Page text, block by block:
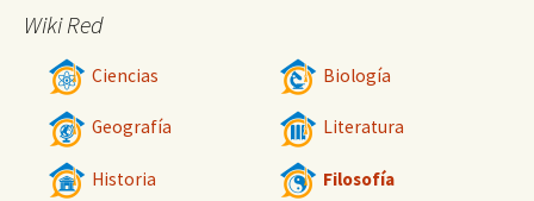
Wiki Red
Ciencias Biología
Geografía Literatura
Historia Filosofía